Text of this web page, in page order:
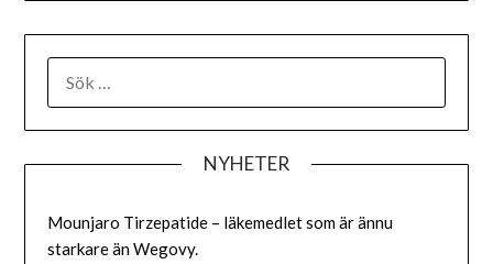
EFTER:
NYHETER
Mounjaro Tirzepatide – läkemedlet som är ännu
starkare än Wegovy.